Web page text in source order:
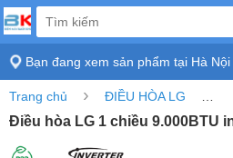
Bạn đang xem sản phẩm tại Hà Nội
Trang chủ › ĐIỀU HÒA LG
Điều hòa LG 1 chiều 9.000BTU